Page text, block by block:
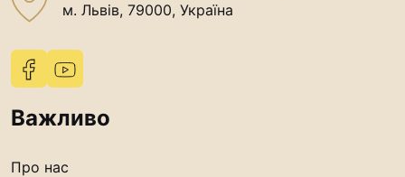
м. Львів, 79000, Україна
Важливо
Про нас